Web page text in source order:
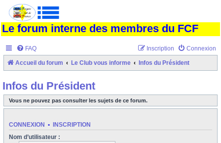
Le forum interne des membres du FCF
FAQ Connexion
Inscription
Accueil du forum Le Club vous informe Infos du Président
Infos du Président
Vous ne pouvez pas consulter les sujets de ce forum.
CONNEXION • INSCRIPTION
Nom d’utilisateur :